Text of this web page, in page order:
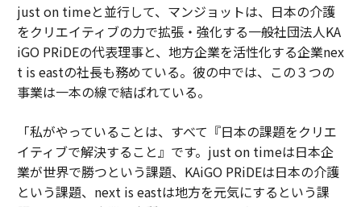
just on timeと並行して、マンジョットは、日本の介護
をクリエイティブの力で拡張・強化する一般社団法人KA
iGO PRiDEの代表理事と、地方企業を活性化する企業nex
t is eastの社長も務めている。彼の中では、この３つの
事業は一本の線で結ばれている。
「私がやっていることは、すべて『日本の課題をクリエ
イティブで解決すること』です。just on timeは日本企
業が世界で勝つという課題、KAiGO PRiDEは日本の介護
という課題、next is eastは地方を元気にするという課